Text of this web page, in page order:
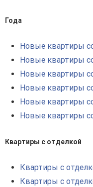
Года
Новые квартиры
Новые квартиры
Новые квартиры
Новые квартиры
Новые квартиры
Новые квартиры
Квартиры с отделкой
Квартиры с
Квартиры с